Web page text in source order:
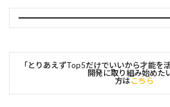
「とりあえずTop5だけでいいから才能を
開発に取り組み始めた
方はこちら